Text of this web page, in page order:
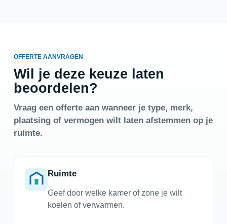
OFFERTE AANVRAGEN
Wil je deze keuze laten
beoordelen?
Vraag een offerte aan wanneer je type, merk,
plaatsing of vermogen wilt laten afstemmen op je
ruimte.
Ruimte
Geef door welke kamer of zone je wilt
koelen of verwarmen.